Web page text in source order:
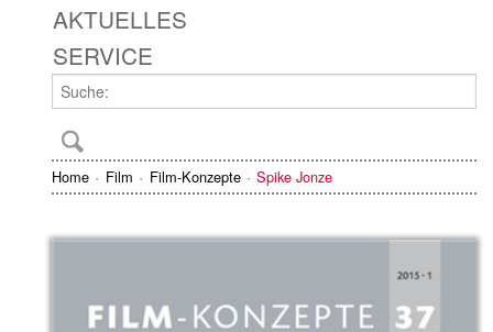
AKTUELLES
SERVICE
Home Film Film-Konzepte Spike Jonze